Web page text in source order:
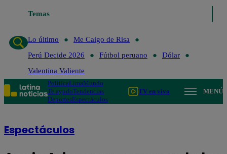
Temas
Lo último
Me Caigo de Risa
Perú Decide 2026
Fútbol peruano
Dólar
Valentina Valiente
PolíticaLimaMundo
Te ayudoTendencias
DeportesEspectáculos
TV en vivo MENÚ
Espectáculos